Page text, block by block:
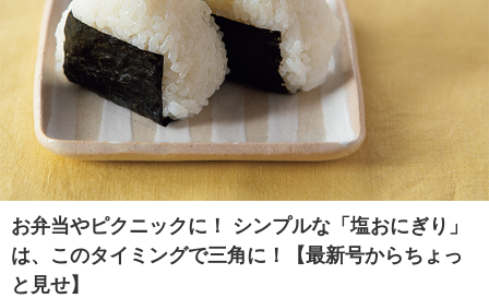
お弁当やピクニックに！ シンプルな「塩おにぎり」
は、このタイミングで三角に！【最新号からちょっ
と見せ】